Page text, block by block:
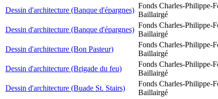
Dessin d'architecture (Banque d'épargnes)
Fonds Charles-Philippe-
Baillairgé
Dessin d'architecture (Banque d'épargnes)
Fonds Charles-Philippe-
Baillairgé
Dessin d'architecture (Bon Pasteur)
Fonds Charles-Philippe-
Baillairgé
Dessin d'architecture (Brigade du feu)
Fonds Charles-Philippe-
Baillairgé
Dessin d'architecture (Buade St. Stairs)
Fonds Charles-Philippe-
Baillairgé